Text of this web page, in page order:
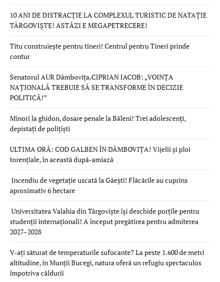
10 ANI DE DISTRACȚIE LA COMPLEXUL TURISTIC DE NATAȚIE
TÂRGOVIȘTE! ASTĂZI E MEGAPETRECERE!
Titu construiește pentru tineri! Centrul pentru Tineri prinde
contur
Senatorul AUR Dâmbovița,CIPRIAN IACOB: „VOINȚA
NAȚIONALĂ TREBUIE SĂ SE TRANSFORME ÎN DECIZIE
POLITICĂ!”
Minori la ghidon, dosare penale la Băleni! Trei adolescenți,
depistați de polițiști
ULTIMA ORĂ: COD GALBEN ÎN DÂMBOVIȚA! Vijelii și ploi
torențiale, în această după-amiază
Incendiu de vegetație uscată la Găești! Flăcările au cuprins
aproximativ 6 hectare
Universitatea Valahia din Târgoviște își deschide porțile pentru
studenții internaționali! A început pregătirea pentru admiterea
2027–2028
V-ați săturat de temperaturile sufocante? La peste 1.600 de metri
altitudine, în Munții Bucegi, natura oferă un refugiu spectaculos
împotriva căldurii